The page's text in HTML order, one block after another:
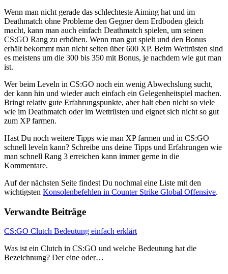
Wenn man nicht gerade das schlechteste Aiming hat und im
Deathmatch ohne Probleme den Gegner dem Erdboden gleich
macht, kann man auch einfach Deathmatch spielen, um seinen
CS:GO Rang zu erhöhen. Wenn man gut spielt und den Bonus
erhält bekommt man nicht selten über 600 XP. Beim Wettrüsten sind
es meistens um die 300 bis 350 mit Bonus, je nachdem wie gut man
ist.
Wer beim Leveln in CS:GO noch ein wenig Abwechslung sucht,
der kann hin und wieder auch einfach ein Gelegenheitspiel machen.
Bringt relativ gute Erfahrungspunkte, aber halt eben nicht so viele
wie im Deathmatch oder im Wettrüsten und eignet sich nicht so gut
zum XP farmen.
Hast Du noch weitere Tipps wie man XP farmen und in CS:GO
schnell leveln kann? Schreibe uns deine Tipps und Erfahrungen wie
man schnell Rang 3 erreichen kann immer gerne in die
Kommentare.
Auf der nächsten Seite findest Du nochmal eine Liste mit den
wichtigsten Konsolenbefehlen in Counter Strike Global Offensive.
Verwandte Beiträge
CS:GO Clutch Bedeutung einfach erklärt
Was ist ein Clutch in CS:GO und welche Bedeutung hat die
Bezeichnung? Der eine oder…